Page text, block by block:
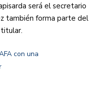
será el secretario
también forma parte del